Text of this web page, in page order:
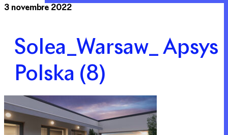
3 novembre 2022
Solea_Warsaw_ Apsys
Polska (8)